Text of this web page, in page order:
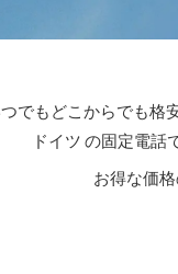
でもどこからでも格
ドイツ の固定電話
お得な価